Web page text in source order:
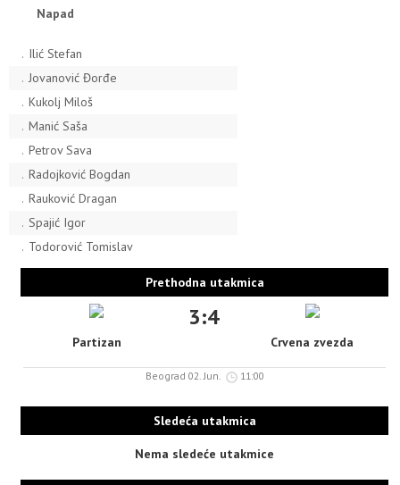
Napad
. Ilić Stefan
. Jovanović Đorđe
. Kukolj Miloš
. Manić Saša
. Petrov Sava
. Radojković Bogdan
. Rauković Dragan
. Spajić Igor
. Todorović Tomislav
Prethodna utakmica
3:4
Partizan Crvena zvezda
Beograd 02. Jun. 11:00
Sledeća utakmica
Nema sledeće utakmice